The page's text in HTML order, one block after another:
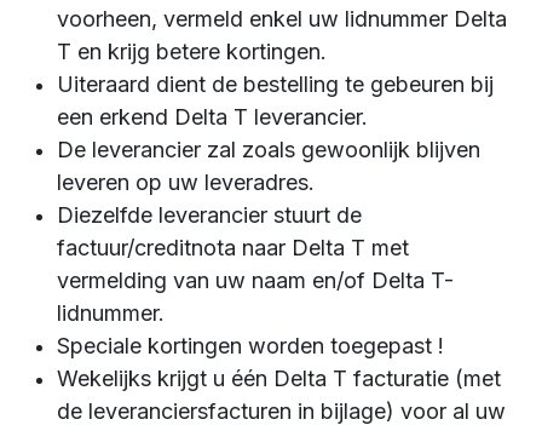
voorheen, vermeld enkel uw lidnummer Delta
T en krijg betere kortingen.
Uiteraard dient de bestelling te gebeuren bij
een erkend Delta T leverancier.
De leverancier zal zoals gewoonlijk blijven
leveren op uw leveradres.
Diezelfde leverancier stuurt de
factuur/creditnota naar Delta T met
vermelding van uw naam en/of Delta T-
lidnummer.
Speciale kortingen worden toegepast !
Wekelijks krijgt u één Delta T facturatie (met
de leveranciersfacturen in bijlage) voor al uw